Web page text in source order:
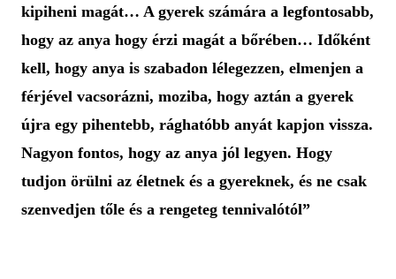
kipiheni magát… A gyerek számára a legfontosabb,
hogy az anya hogy érzi magát a bőrében… Időként
kell, hogy anya is szabadon lélegezzen, elmenjen a
férjével vacsorázni, moziba, hogy aztán a gyerek
újra egy pihentebb, rághatóbb anyát kapjon vissza.
Nagyon fontos, hogy az anya jól legyen. Hogy
tudjon örülni az életnek és a gyereknek, és ne csak
szenvedjen tőle és a rengeteg tennivalótól”